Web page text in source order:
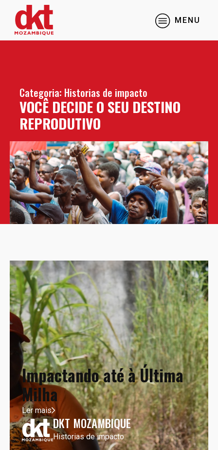
MENU
Categoria: Historias de impacto
VOCÊ DECIDE O SEU DESTINO
REPRODUTIVO
Impactando até à Última
Milha
Ler mais
DKT MOZAMBIQUE
Historias de impacto